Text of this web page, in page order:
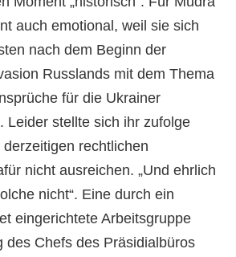
auch emotional, weil sie sich
nach dem Beginn der
Russlands mit dem Thema
für die Ukrainer
Leider stellte sich ihr zufolge
rechtlichen
nicht ausreichen. „Und ehrlich
nicht“. Eine durch ein
eingerichtete Arbeitsgruppe
des Chefs des Präsidialbüros